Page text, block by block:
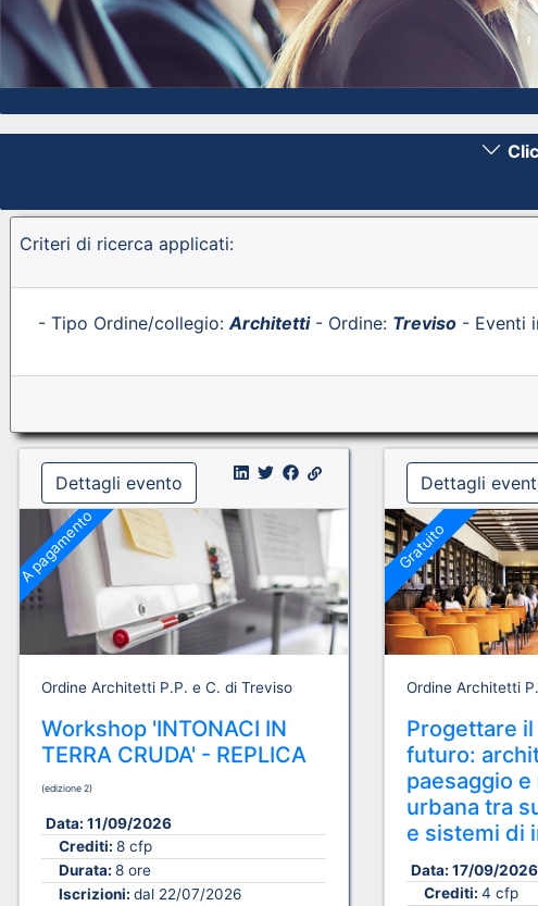
Criteri di ricerca applicati:
- Tipo Ordine/collegio:Architetti- Ordine: Treviso - Eventi
Dettagli evento
A pagamento
Ordine Architetti P.P. e C. di Treviso
Workshop 'INTONACI IN
TERRA CRUDA' - REPLICA
(edizione 2)
Data: 11/09/2026
Crediti: 8 cfp
Durata: 8 ore
Iscrizioni: dal 22/07/2026
Dettagli
Gratuito
Ordine Architetti
Progettare
futuro:
paesaggio
urbana tra
e sistemi di
Data: 17/09/2026
Crediti: 4 cfp